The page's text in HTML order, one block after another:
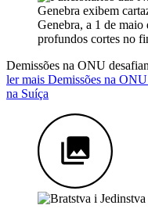
Demissões na ONU
ler mais Demissões na
na Suíça